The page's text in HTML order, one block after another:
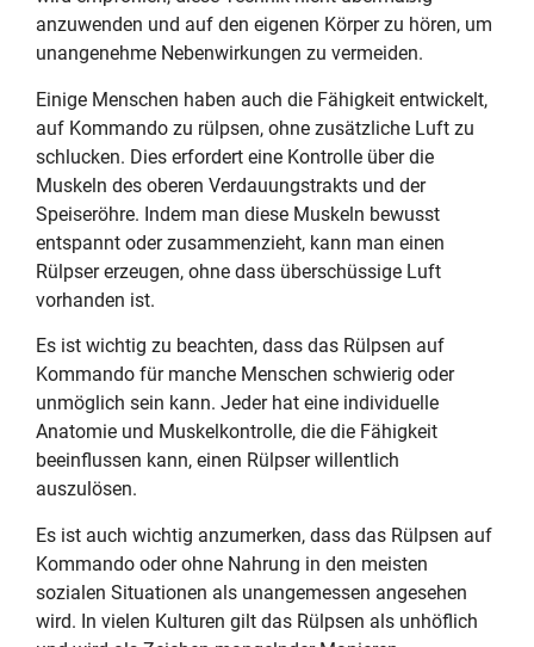
anzuwenden und auf den eigenen Körper zu hören, um
unangenehme Nebenwirkungen zu vermeiden.
Einige Menschen haben auch die Fähigkeit entwickelt,
auf Kommando zu rülpsen, ohne zusätzliche Luft zu
schlucken. Dies erfordert eine Kontrolle über die
Muskeln des oberen Verdauungstrakts und der
Speiseröhre. Indem man diese Muskeln bewusst
entspannt oder zusammenzieht, kann man einen
Rülpser erzeugen, ohne dass überschüssige Luft
vorhanden ist.
Es ist wichtig zu beachten, dass das Rülpsen auf
Kommando für manche Menschen schwierig oder
unmöglich sein kann. Jeder hat eine individuelle
Anatomie und Muskelkontrolle, die die Fähigkeit
beeinflussen kann, einen Rülpser willentlich
auszulösen.
Es ist auch wichtig anzumerken, dass das Rülpsen auf
Kommando oder ohne Nahrung in den meisten
sozialen Situationen als unangemessen angesehen
wird. In vielen Kulturen gilt das Rülpsen als unhöflich